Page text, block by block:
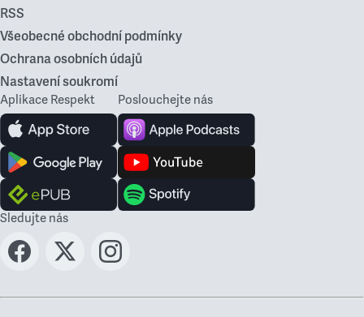
RSS
Všeobecné obchodní podmínky
Ochrana osobních údajů
Nastavení soukromí
Aplikace Respekt Poslouchejte nás
Sledujte nás